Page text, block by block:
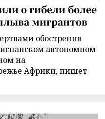
о гибели более
мигрантов
обострения
автономном
на
Африки, пишет